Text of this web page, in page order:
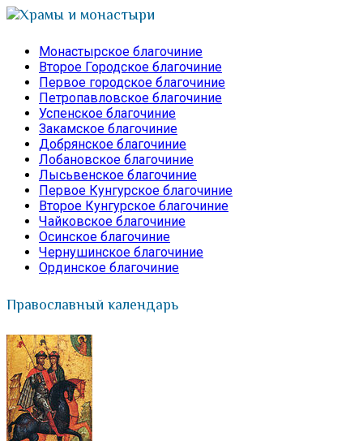
Храмы и монастыри
Монастырское благочиние
Второе Городское благочиние
Первое городское благочиние
Петропавловское благочиние
Успенское благочиние
Закамское благочиние
Добрянское благочиние
Лобановское благочиние
Лысьвенское благочиние
Первое Кунгурское благочиние
Второе Кунгурское благочиние
Чайковское благочиние
Осинское благочиние
Чернушинское благочиние
Ординское благочиние
Православный календарь